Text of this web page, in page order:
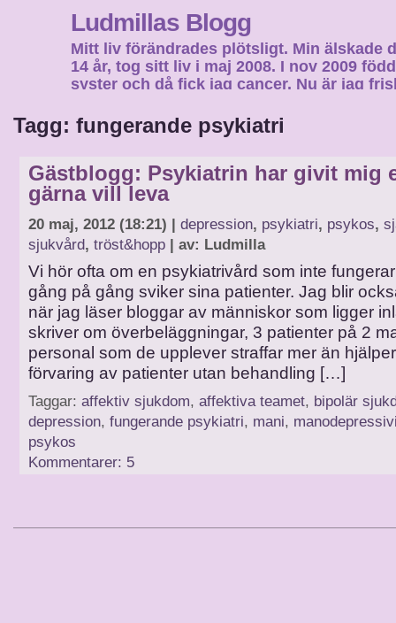
Ludmillas Blogg
Mitt liv förändrades plötsligt. Min älskade
14 år, tog sitt liv i maj 2008. I nov 2009
syster och då fick jag cancer. Nu är jag
Tagg: fungerande psykiatri
Gästblogg: Psykiatrin har givit mig
gärna vill leva
20 maj, 2012 (18:21) | depression, psykiatri, psykos,
sjukvård, tröst&hopp | av: Ludmilla
Vi hör ofta om en psykiatrivård som inte
gång på gång sviker sina patienter. Jag blir
när jag läser bloggar av människor som ligger
skriver om överbeläggningar, 3 patienter på 2
personal som de upplever straffar mer än
förvaring av patienter utan behandling […]
Taggar: affektiv sjukdom, affektiva teamet, bipolär
depression, fungerande psykiatri, mani,
psykos
Kommentarer: 5